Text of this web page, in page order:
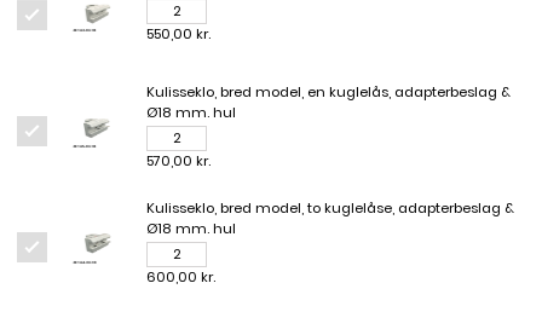
550,00 kr.
Kulisseklo, bred model, en kuglelås, adapterbeslag &
Ø18 mm. hul
570,00 kr.
Kulisseklo, bred model, to kuglelåse, adapterbeslag &
Ø18 mm. hul
600,00 kr.